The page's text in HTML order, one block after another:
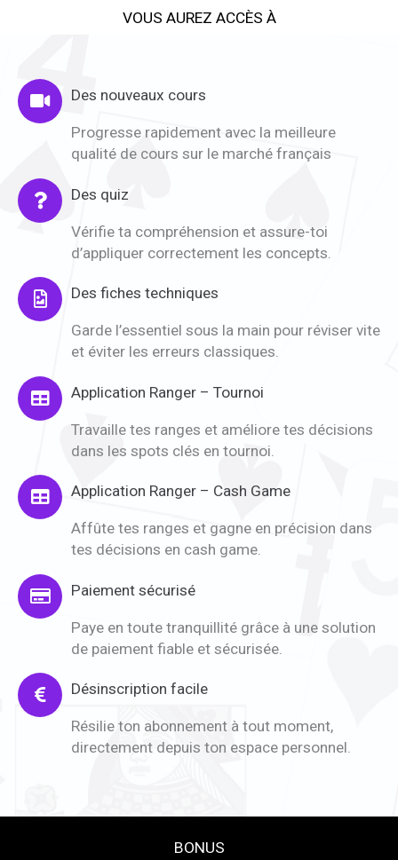
VOUS AUREZ ACCÈS À
Des nouveaux cours
Progresse rapidement avec la meilleure
qualité de cours sur le marché français
Des quiz
Vérifie ta compréhension et assure-toi
d’appliquer correctement les concepts.
Des fiches techniques
Garde l’essentiel sous la main pour réviser vite
et éviter les erreurs classiques.
Application Ranger – Tournoi
Travaille tes ranges et améliore tes décisions
dans les spots clés en tournoi.
Application Ranger – Cash Game
Affûte tes ranges et gagne en précision dans
tes décisions en cash game.
Paiement sécurisé
Paye en toute tranquillité grâce à une solution
de paiement fiable et sécurisée.
Désinscription facile
Résilie ton abonnement à tout moment,
directement depuis ton espace personnel.
BONUS